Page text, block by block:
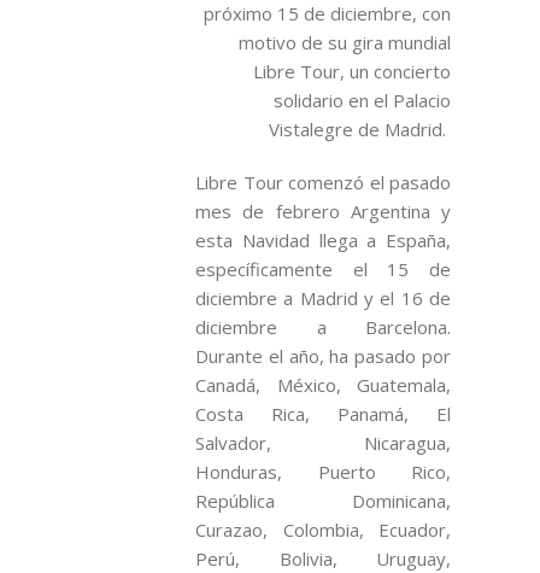
próximo 15 de diciembre, con
motivo de su gira mundial
Libre Tour, un concierto
solidario en el Palacio
Vistalegre de Madrid.
Libre Tour comenzó el pasado
mes de febrero Argentina y
esta Navidad llega a España,
específicamente el 15 de
diciembre a Madrid y el 16 de
diciembre a Barcelona.
Durante el año, ha pasado por
Canadá, México, Guatemala,
Costa Rica, Panamá, El
Salvador, Nicaragua,
Honduras, Puerto Rico,
República Dominicana,
Curazao, Colombia, Ecuador,
Perú, Bolivia, Uruguay,